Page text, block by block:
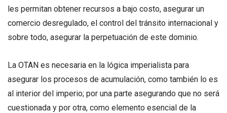
les permitan obtener recursos a bajo costo, asegurar un
comercio desregulado, el control del tránsito internacional y
sobre todo, asegurar la perpetuación de este dominio.
La OTAN es necesaria en la lógica imperialista para
asegurar los procesos de acumulación, como también lo es
al interior del imperio; por una parte asegurando que no será
cuestionada y por otra, como elemento esencial de la